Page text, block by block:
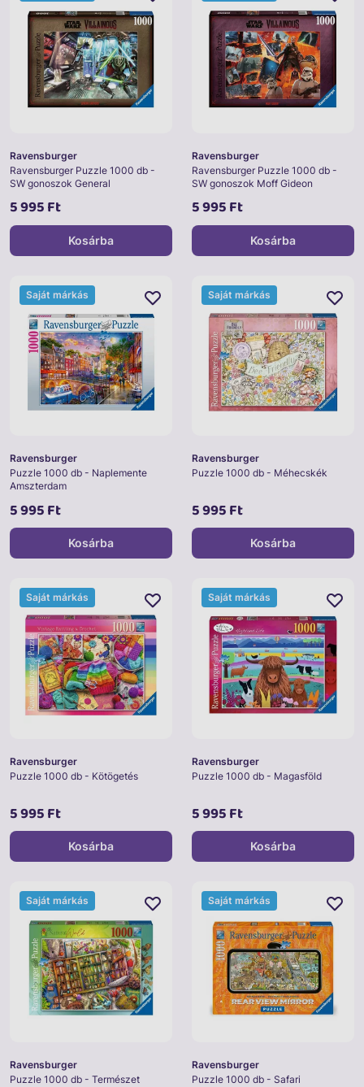
Ravensburger
Ravensburger Puzzle 1000 db -
SW gonoszok General
5 995 Ft
Kosárba
Ravensburger
Ravensburger Puzzle 1000 db -
SW gonoszok Moff Gideon
5 995 Ft
Kosárba
Ravensburger
Puzzle 1000 db - Naplemente
Amszterdam
5 995 Ft
Saját márkás
Kosárba
Ravensburger
Puzzle 1000 db - Méhecskék
5 995 Ft
Saját márkás
Kosárba
Ravensburger
Puzzle 1000 db - Kötögetés
5 995 Ft
Saját márkás
Kosárba
Ravensburger
Puzzle 1000 db - Magasföld
5 995 Ft
Saját márkás
Kosárba
Ravensburger
Puzzle 1000 db - Természet
Saját márkás
Ravensburger
Puzzle 1000 db - Safari
Saját márkás